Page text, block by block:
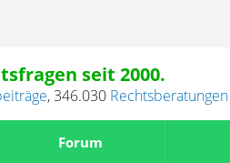
seit 2000.
,346.030 Rechtsberatungen
Forum